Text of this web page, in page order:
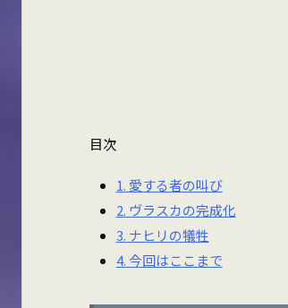
目次
1. 愛する者の叫び
2. ヴラスカの完成化
3. ナヒリの犠牲
4.今回はここまで